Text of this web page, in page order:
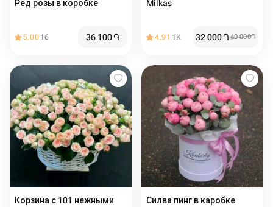
Ред розы в коробке
5.00 16 36 100֏
Milkas
4.91 1K 32 000֏40 000֏
Корзина с 101 нежными
Силва пинг в каробке